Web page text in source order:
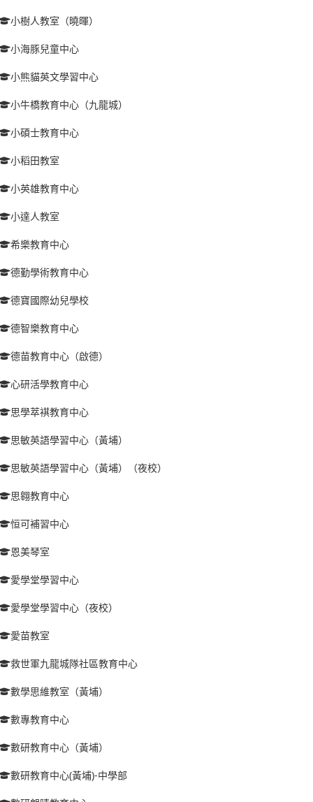
小樹人教室（曉暉）
小海豚兒童中心
小熊貓英文學習中心
小牛橋教育中心（九龍城）
小碩士教育中心
小稻田教室
小英雄教育中心
小達人教室
希樂教育中心
德勤學術教育中心
德寶國際幼兒學校
德智樂教育中心
德苗教育中心（啟德）
心研活學教育中心
思學萃褀教育中心
思敏英語學習中心（黃埔）
思敏英語學習中心（黃埔）（夜校）
思翱教育中心
恒可補習中心
恩美琴室
愛學堂學習中心
愛學堂學習中心（夜校）
愛苗教室
救世軍九龍城隊社區教育中心
數學思維教室（黃埔）
數專教育中心
數研教育中心（黃埔）
數研教育中心(黃埔)-中學部